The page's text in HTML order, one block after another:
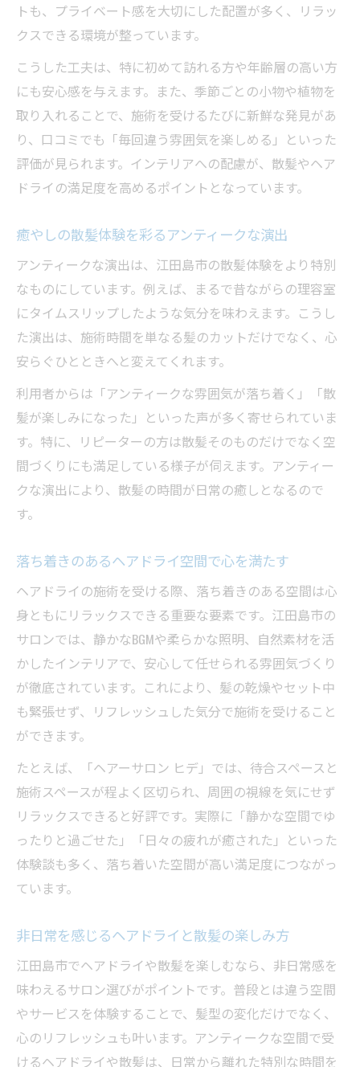
トも、プライベート感を大切にした配置が多く、リラッ
クスできる環境が整っています。
こうした工夫は、特に初めて訪れる方や年齢層の高い方
にも安心感を与えます。また、季節ごとの小物や植物を
取り入れることで、施術を受けるたびに新鮮な発見があ
り、口コミでも「毎回違う雰囲気を楽しめる」といった
評価が見られます。インテリアへの配慮が、散髪やヘア
ドライの満足度を高めるポイントとなっています。
癒やしの散髪体験を彩るアンティークな演出
アンティークな演出は、江田島市の散髪体験をより特別
なものにしています。例えば、まるで昔ながらの理容室
にタイムスリップしたような気分を味わえます。こうし
た演出は、施術時間を単なる髪のカットだけでなく、心
安らぐひとときへと変えてくれます。
利用者からは「アンティークな雰囲気が落ち着く」「散
髪が楽しみになった」といった声が多く寄せられていま
す。特に、リピーターの方は散髪そのものだけでなく空
間づくりにも満足している様子が伺えます。アンティー
クな演出により、散髪の時間が日常の癒しとなるので
す。
落ち着きのあるヘアドライ空間で心を満たす
ヘアドライの施術を受ける際、落ち着きのある空間は心
身ともにリラックスできる重要な要素です。江田島市の
サロンでは、静かなBGMや柔らかな照明、自然素材を活
かしたインテリアで、安心して任せられる雰囲気づくり
が徹底されています。これにより、髪の乾燥やセット中
も緊張せず、リフレッシュした気分で施術を受けること
ができます。
たとえば、「ヘアーサロン ヒデ」では、待合スペースと
施術スペースが程よく区切られ、周囲の視線を気にせず
リラックスできると好評です。実際に「静かな空間でゆ
ったりと過ごせた」「日々の疲れが癒された」といった
体験談も多く、落ち着いた空間が高い満足度につながっ
ています。
非日常を感じるヘアドライと散髪の楽しみ方
江田島市でヘアドライや散髪を楽しむなら、非日常感を
味わえるサロン選びがポイントです。普段とは違う空間
やサービスを体験することで、髪型の変化だけでなく、
心のリフレッシュも叶います。アンティークな空間で受
けるヘアドライや散髪は、日常から離れた特別な時間を